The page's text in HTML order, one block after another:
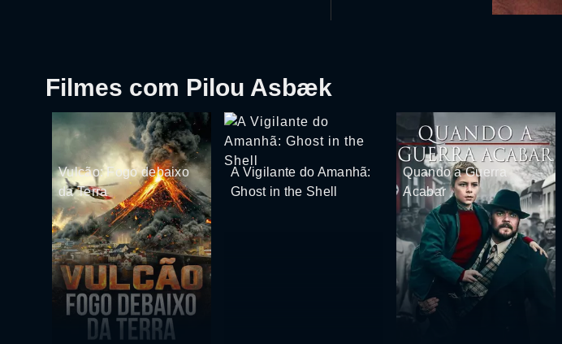
Filmes com Pilou Asbæk
Vulcão: Fogo debaixo
da Terra
A Vigilante do Amanhã:
Ghost in the Shell
Quando a Guerra
Acabar